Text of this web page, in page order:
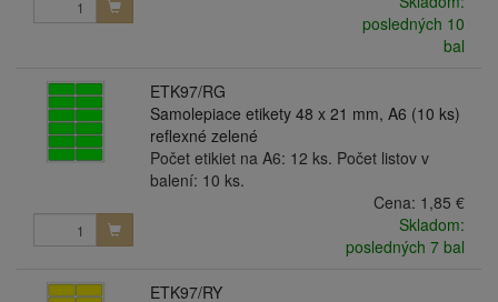
posledných 10
bal
ETK97/RG
Samolepiace etikety 48 x 21 mm, A6 (10 ks)
reflexné zelené
Počet etikiet na A6: 12 ks. Počet listov v
balení: 10 ks.
Cena: 1,85 €
Skladom:
posledných 7 bal
ETK97/RY